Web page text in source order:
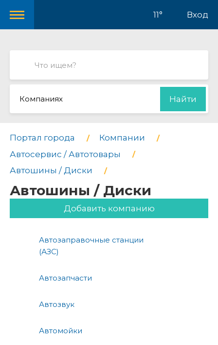
11° Вход
Компаниях Найти
Портал города
Компании
Автосервис / Автотовары
Автошины / Диски
Автошины / Диски
Добавить компанию
Автозаправочные станции
(АЗС)
Автозапчасти
Автозвук
Автомойки